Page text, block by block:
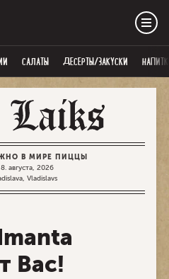
САЛАТЫ ДЕСЕРТЫ/ЗАКУСКИ
В МИРЕ ПИЦЦЫ
августа, 2026
Vladislavs
Вас!